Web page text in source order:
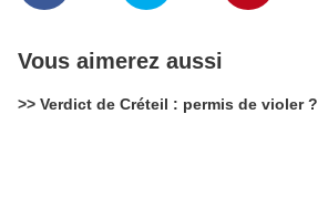
Vous aimerez aussi
>> Verdict de Créteil : permis de violer ?